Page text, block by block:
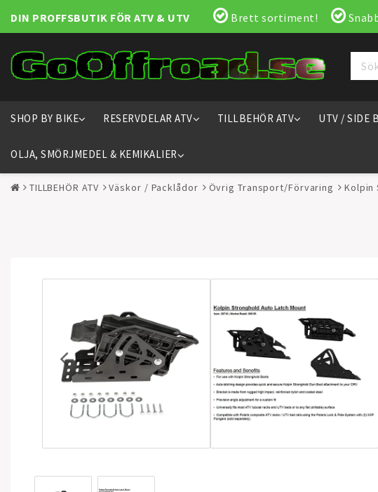
DIN PROFFSBUTIK FÖR ATV & UTV Brett sortiment!
SHOP BY BIKE RESERVDELAR ATV TILLBEHÖR ATV UTV / SIDE
OLJA, SMÖRJMEDEL & KEMIKALIER
TILLBEHÖR ATV Väskor / Packlådor Övrig Transport/Förvaring Kolpin